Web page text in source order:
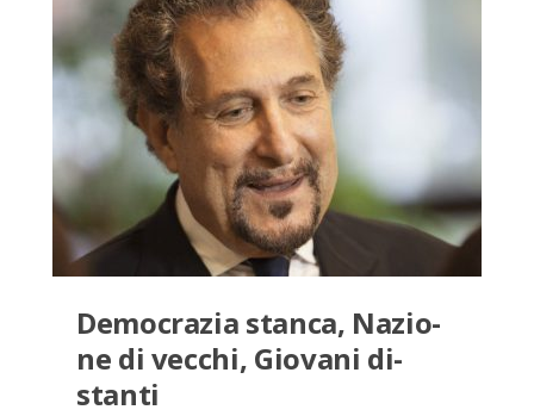
De­mo­cra­zia stan­ca, Na­zio­
ne di vec­chi, Gio­va­ni di­
stan­ti